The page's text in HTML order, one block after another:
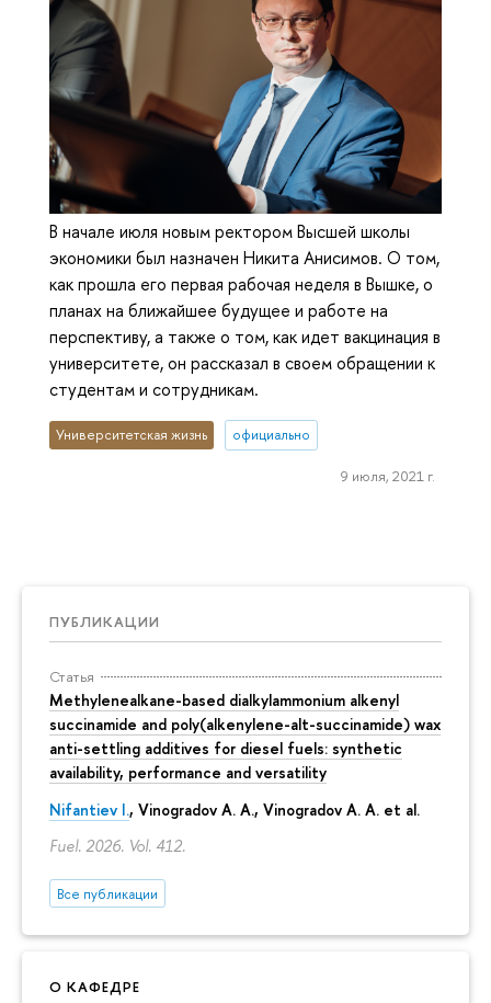
ПУБЛИКАЦИИ
Статья
Methylenealkane-based dialkylammonium alkenyl
succinamide and poly(alkenylene-alt-succinamide) wax
anti-settling additives for diesel fuels: synthetic
availability, performance and versatility
Nifantiev I., Vinogradov A. A., Vinogradov A. A. et al.
Fuel. 2026. Vol. 412.
Все публикации
О КАФЕДРЕ
В начале июля новым ректором Высшей школы
экономики был назначен Никита Анисимов. О том,
как прошла его первая рабочая неделя в Вышке, о
планах на ближайшее будущее и работе на
перспективу, а также о том, как идет вакцинация в
университете, он рассказал в своем обращении к
студентам и сотрудникам.
Университетская жизнь официально
9 июля, 2021 г.